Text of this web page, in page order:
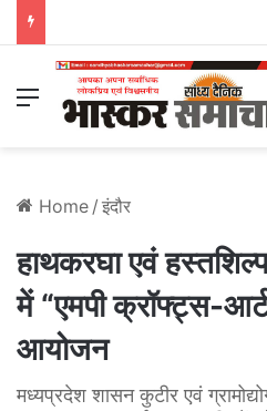
Menu
Home / इंदौर
हाथकरघा एवं
में “एमपी क्रॉफ्ट्स-
आयोजन
मध्यप्रदेश शासन कुटीर एवं